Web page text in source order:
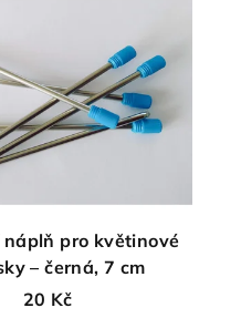
pro květinové
– černá, 7 cm
20 Kč